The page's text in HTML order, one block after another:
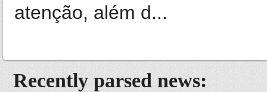
atenção, além d...
Recently parsed news: